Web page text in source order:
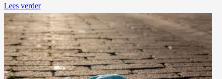
Lees verder